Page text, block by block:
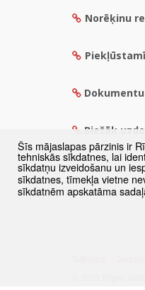
Norēķinu
Biežāk
Šīs mājaslapas pārzinis ir
tehniskās sīkdatnes, lai
sīkdatņu izveidošanu un
sīkdatnes, tīmekļa vietne
sīkdatnēm apskatāma